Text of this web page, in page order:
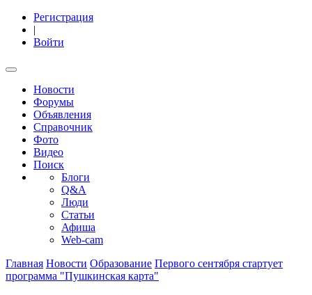
Регистрация
|
Войти
Новости
Форумы
Объявления
Справочник
Фото
Видео
Поиск
Блоги
Q&A
Люди
Статьи
Афиша
Web-cam
Главная Новости Образование Первого сентября стартует
программа "Пушкинская карта"